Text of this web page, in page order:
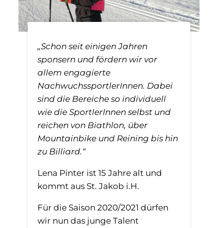
„Schon seit einigen Jahren
sponsern und fördern wir vor
allem engagierte
NachwuchssportlerInnen. Dabei
sind die Bereiche so individuell
wie die SportlerInnen selbst und
reichen von Biathlon, über
Mountainbike und Reining bis hin
zu Billiard.“
Lena Pinter ist 15 Jahre alt und
kommt aus St. Jakob i.H.
Für die Saison 2020/2021 dürfen
wir nun das junge Talent